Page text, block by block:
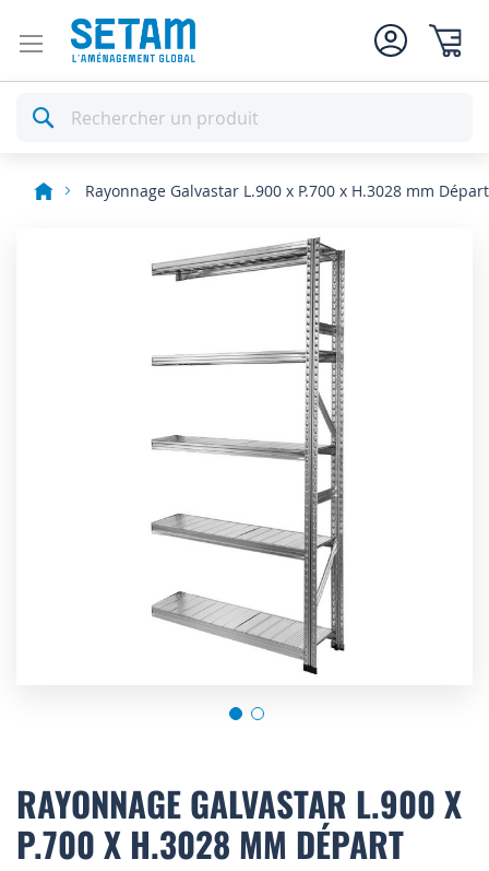
Rechercher
Rayonnage Galvastar L.900 x P.700 x H.3028 mm Départ
to
the
beginning
of
RAYONNAGE GALVASTAR L.900 X
P.700 X H.3028 MM DÉPART